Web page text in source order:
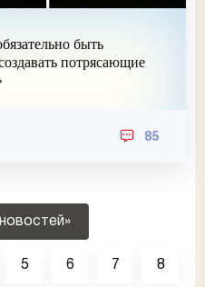
быть
потрясающие
85
5 6 7 8